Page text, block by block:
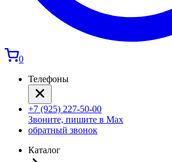
0
Телефоны
+7 (925) 227-50-00
Звоните, пишите в Max
обратный звонок
Каталог